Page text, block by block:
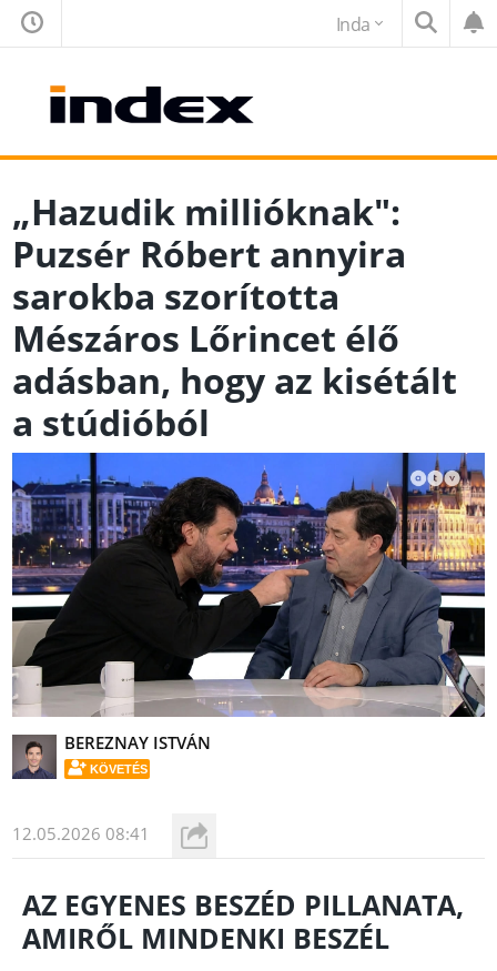
Inda
„Hazudik millióknak":
Puzsér Róbert annyira
sarokba szorította
Mészáros Lőrincet élő
adásban, hogy az kisétált
a stúdióból
BEREZNAY ISTVÁN
KÖVETÉS
12.05.2026 08:41
AZ EGYENES BESZÉD PILLANATA,
AMIRŐL MINDENKI BESZÉL